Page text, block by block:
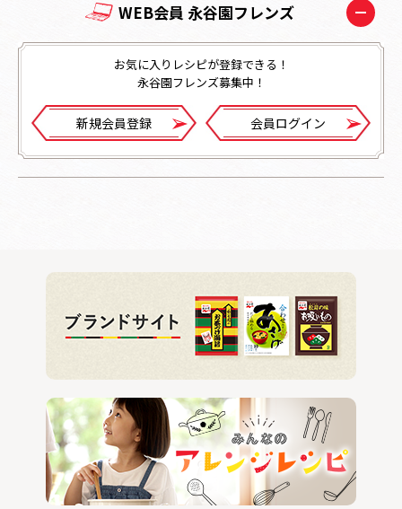
WEB会員 永谷園フレンズ
お気に入りレシピが登録できる！
永谷園フレンズ募集中！
新規会員登録 会員ログイン